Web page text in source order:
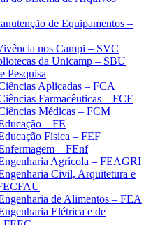
de Equipamentos –
nos Campi – SVC
da Unicamp – SBU
Pesquisa
Aplicadas – FCA
Farmacêuticas – FCF
Médicas – FCM
– FE
Física – FEF
– FEnf
Agrícola – FEAGRI
Civil, Arquitetura e
de Alimentos – FEA
Elétrica e de